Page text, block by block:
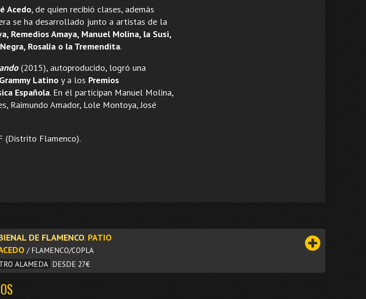
Acedo, de quien recibió clases, además
se ha desarrollado junto a artistas de la
Remedios Amaya, Manuel Molina, la Susi,
Rosalía o la Tremendita.
(2015), autoproducido, logró una
Latino y a los Premios
Española. En él participan Manuel Molina,
Raimundo Amador, Lole Montoya, José
(Distrito Flamenco).
DE FLAMENCO. PATIO
/ FLAMENCO/COPLA
ALAMEDA DESDE 27€